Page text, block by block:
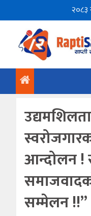
आन्दोलन !
समाजवादको
सम्मेलन !!”